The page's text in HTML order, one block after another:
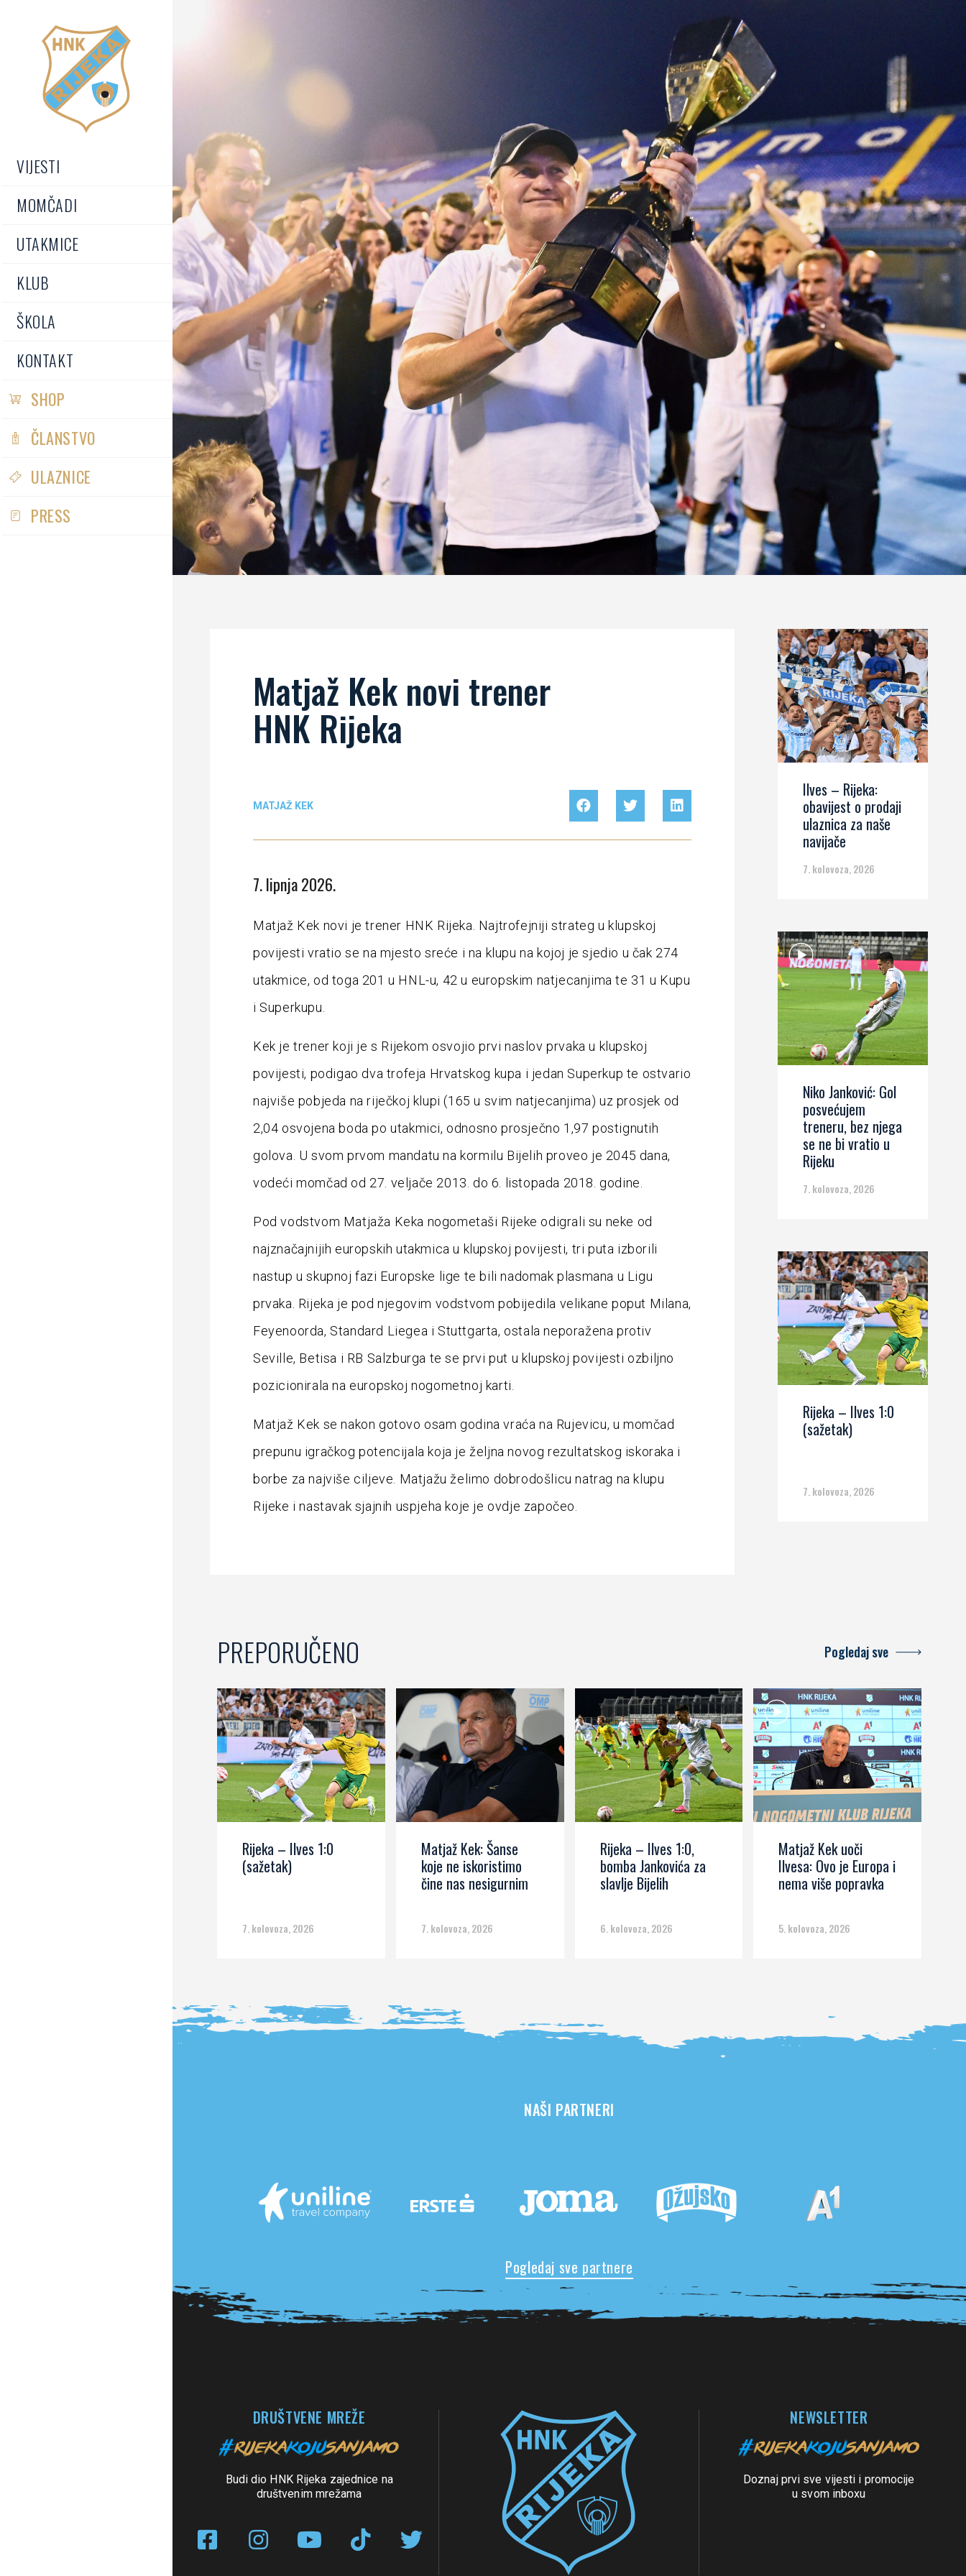
VIJESTI
MOMČADI
UTAKMICE
KLUB
ŠKOLA
KONTAKT
SHOP
ČLANSTVO
ULAZNICE
PRESS
Matjaž Kek novi trener
HNK Rijeka
MATJAŽ KEK
7. lipnja 2026.
Matjaž Kek novi je trener HNK Rijeka. Najtrofejniji strateg u klupskoj
povijesti vratio se na mjesto sreće i na klupu na kojoj je sjedio u čak 274
utakmice, od toga 201 u HNL-u, 42 u europskim natjecanjima te 31 u Kupu
i Superkupu.
Kek je trener koji je s Rijekom osvojio prvi naslov prvaka u klupskoj
povijesti, podigao dva trofeja Hrvatskog kupa i jedan Superkup te ostvario
najviše pobjeda na riječkoj klupi (165 u svim natjecanjima) uz prosjek od
2,04 osvojena boda po utakmici, odnosno prosječno 1,97 postignutih
golova. U svom prvom mandatu na kormilu Bijelih proveo je 2045 dana,
vodeći momčad od 27. veljače 2013. do 6. listopada 2018. godine.
Pod vodstvom Matjaža Keka nogometaši Rijeke odigrali su neke od
najznačajnijih europskih utakmica u klupskoj povijesti, tri puta izborili
nastup u skupnoj fazi Europske lige te bili nadomak plasmana u Ligu
prvaka. Rijeka je pod njegovim vodstvom pobijedila velikane poput Milana,
Feyenoorda, Standard Liegea i Stuttgarta, ostala neporažena protiv
Seville, Betisa i RB Salzburga te se prvi put u klupskoj povijesti ozbiljno
pozicionirala na europskoj nogometnoj karti.
Matjaž Kek se nakon gotovo osam godina vraća na Rujevicu, u momčad
prepunu igračkog potencijala koja je željna novog rezultatskog iskoraka i
borbe za najviše ciljeve. Matjažu želimo dobrodošlicu natrag na klupu
Rijeke i nastavak sjajnih uspjeha koje je ovdje započeo.
Ilves – Rijeka:
obavijest o prodaji
ulaznica za naše
navijače
7. kolovoza, 2026
Niko Janković: Gol
posvećujem
treneru, bez njega
se ne bi vratio u
Rijeku
7. kolovoza, 2026
Rijeka – Ilves 1:0
(sažetak)
7. kolovoza, 2026
PREPORUČENO Pogledaj sve
Rijeka – Ilves 1:0
(sažetak)
7. kolovoza, 2026
Matjaž Kek: Šanse
koje ne iskoristimo
čine nas nesigurnim
7. kolovoza, 2026
Rijeka – Ilves 1:0,
bomba Jankovića za
slavlje Bijelih
6. kolovoza, 2026
Matjaž Kek uoči
Ilvesa: Ovo je Europa i
nema više popravka
5. kolovoza, 2026
NAŠI PARTNERI
Pogledaj sve partnere
DRUŠTVENE MREŽE
Budi dio HNK Rijeka zajednice na
društvenim mrežama
NEWSLETTER
Doznaj prvi sve vijesti i promocije
u svom inboxu